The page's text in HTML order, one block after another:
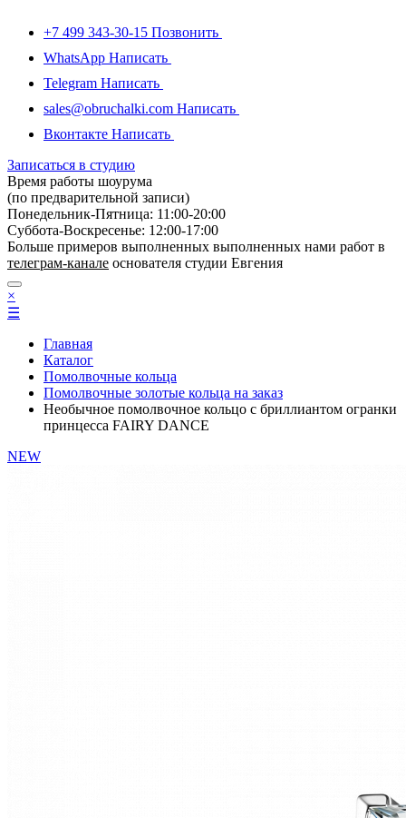
+7 499 343-30-15 Позвонить
WhatsApp Написать
Telegram Написать
sales@obruchalki.com Написать
Вконтакте Написать
Записаться в студию
Время работы шоурума
(по предварительной записи)
Понедельник-Пятница: 11:00-20:00
Суббота-Bоcкресенье: 12:00-17:00
Больше примеров выполненных выполненных нами работ в
телеграм-канале основателя студии Евгения
×
☰
Главная
Каталог
Помолвочные кольца
Помолвочные золотые кольца на заказ
Необычное помолвочное кольцо с бриллиантом огранки
принцесса FAIRY DANCE
NEW